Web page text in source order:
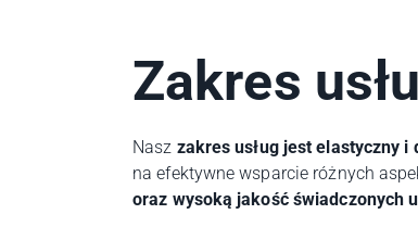
Zakres
Nasz zakres usług jest elastyczny
na efektywne wsparcie różnych
oraz wysoką jakość świadczonych